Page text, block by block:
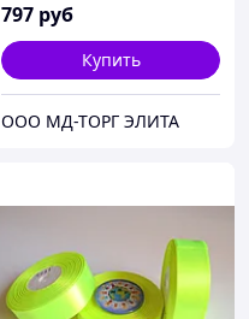
797 руб
Купить
ООО МД-ТОРГ ЭЛИТА